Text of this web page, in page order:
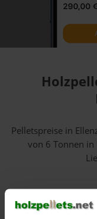
Pelletspreise in
von 6 Tonnen in